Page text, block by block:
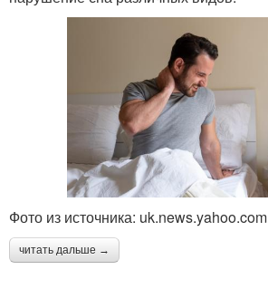
Фото из источника: uk.news.yahoo.com
читать дальше →